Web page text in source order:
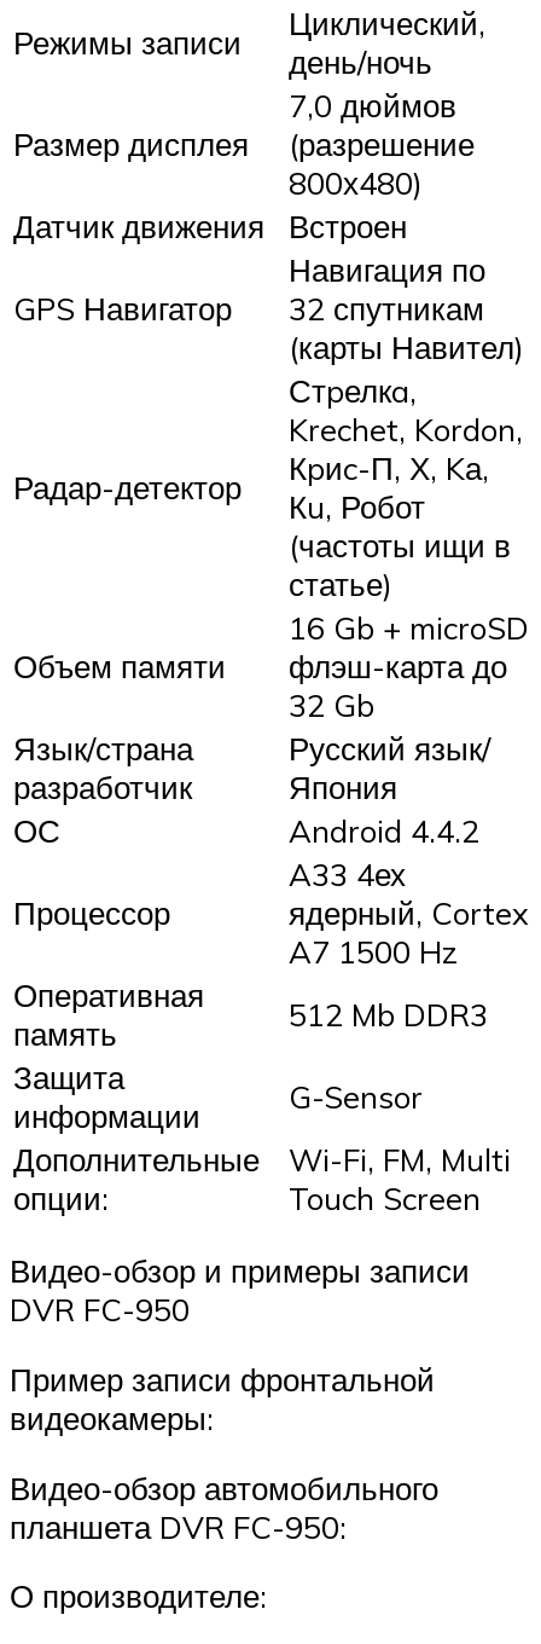
Режимы записи
Циклический,
день/ночь
Размер дисплея
7,0 дюймов
(разрешение
800х480)
Датчик движения
Встроен
GPS Навигатор
Навигация по
32 спутникам
(карты Навител)
Радар-детектор
Стpелкa,
Krechet, Kordon,
Кpиc-П, Х, Kа,
Кu, Робот
(частоты ищи в
статье)
Объем памяти
16 Gb + microSD
флэш-карта до
32 Gb
Язык/страна
разработчик
Русский язык/
Япония
ОС
Android 4.4.2
Процессор
A33 4ех
ядерный, Cortex
A7 1500 Hz
Оперативная
память
512 Mb DDR3
Защита
информации
G-Sensor
Дополнительные
опции:
Wi-Fi, FM, Multi
Touch Screen
Видео-обзор и примеры записи
DVR FC-950
Пример записи фронтальной
видеокамеры:
Видео-обзор автомобильного
планшета DVR FC-950:
О производителе: